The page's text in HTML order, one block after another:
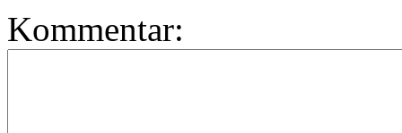
Kommentar: